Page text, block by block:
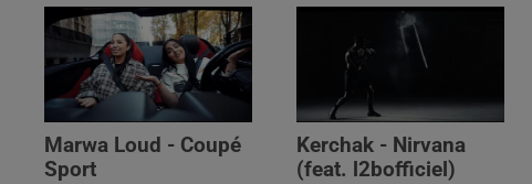
Marwa Loud - Coupé
Sport
Kerchak - Nirvana
(feat. ‪l2bofficiel‬)